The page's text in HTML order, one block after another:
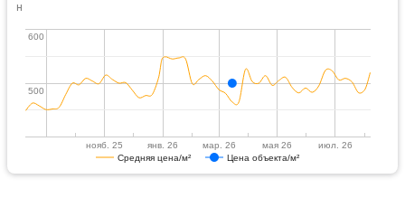
н
Средняя цена/м² Цена объекта/м²
нояб. 25 янв. 26 мар. 26 мая 26 июл. 26
500
500
600
600